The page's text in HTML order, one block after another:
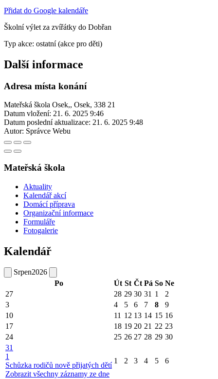
Přidat do Google kalendáře
Školní výlet za zvířátky do Dobřan
Typ akce: ostatní (akce pro děti)
Další informace
Adresa místa konání
Ma­teř­ská ško­la Osek,, Osek, 338 21
Datum vložení: 21. 6. 2025 9:46
Datum poslední aktualizace: 21. 6. 2025 9:48
Autor: Správce Webu
Mateřská škola
Aktuality
Kalendář akcí
Domácí příprava
Organizační informace
Formuláře
Fotogalerie
Kalendář
Srpen2026
Po
Út St Čt Pá So Ne
27
28 29 30 31 1
2
3
4 5 6 7 8
9
10
11 12 13 14 15 16
17
18 19 20 21 22 23
24
25 26 27 28 29 30
31
1
Schůzka rodičů nově přijatých dětí
Zobrazit všechny záznamy ze dne
1 2 3 4 5 6